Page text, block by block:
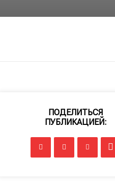
ПОДЕЛИТЬСЯ
ПУБЛИКАЦИЕЙ: